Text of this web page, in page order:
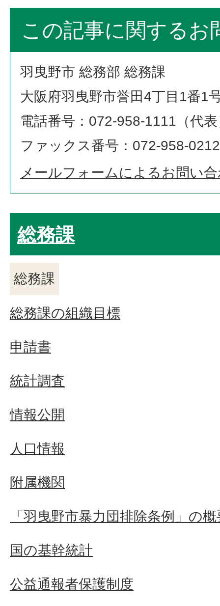
この記事に関するお
羽曳野市 総務部 総務課
大阪府羽曳野市誉田4丁目1番1
電話番号：072-958-1111（代
ファックス番号：072-958-0212
メールフォームによるお問い
総務課
総務課
総務課の組織目標
申請書
統計調査
情報公開
人口情報
附属機関
「羽曳野市暴力団排除条例」の概
国の基幹統計
公益通報者保護制度